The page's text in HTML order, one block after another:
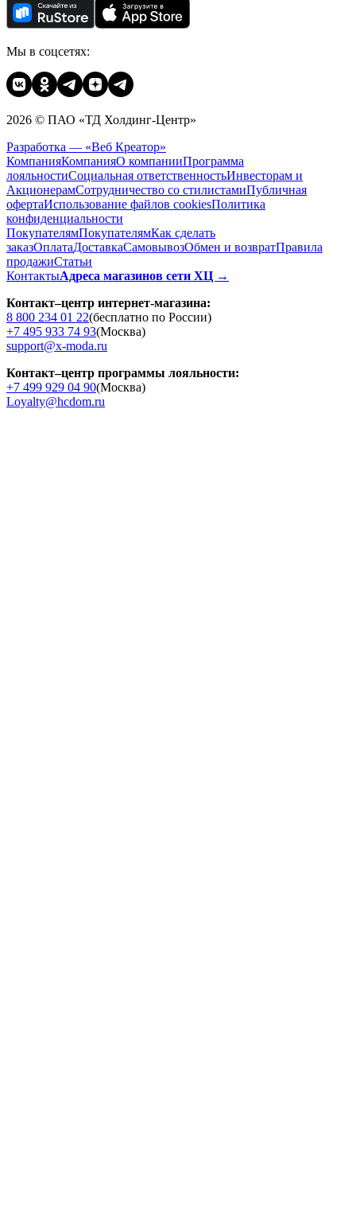
Мы в соцсетях:
2026 © ПАО «ТД Холдинг-Центр»
Разработка — «Веб Креатор»
КомпанияКомпанияО компанииПрограмма
лояльностиСоциальная ответственностьИнвесторам и
АкционерамСотрудничество со стилистамиПубличная
офертаИспользование файлов cookiesПолитика
конфиденциальности
ПокупателямПокупателямКак сделать
заказОплатаДоставкаCамовывозОбмен и возвратПравила
продажиСтатьи
КонтактыАдреса магазинов сети ХЦ →
Контакт–центр интернет-магазина:
8 800 234 01 22(бесплатно по России)
+7 495 933 74 93(Москва)
support@x-moda.ru
Контакт–центр программы лояльности:
+7 499 929 04 90(Москва)
Loyalty@hcdom.ru